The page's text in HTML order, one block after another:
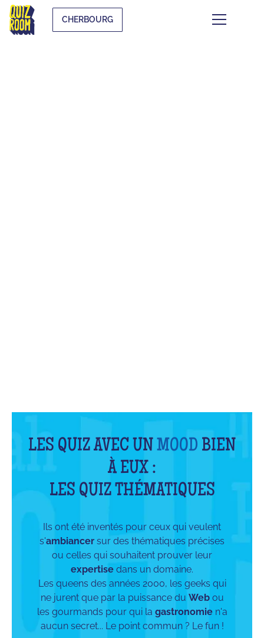
CHERBOURG
LES QUIZ AVEC UN MOOD BIEN
À EUX :
LES QUIZ THÉMATIQUES
Ils ont été inventés pour ceux qui veulent
s'ambiancer sur des thématiques précises
ou celles qui souhaitent prouver leur
expertise dans un domaine.
Les queens des années 2000, les geeks qui
ne jurent que par la puissance du Webou
les gourmands pour qui la gastronomien'a
aucun secret... Le point commun ? Le fun !